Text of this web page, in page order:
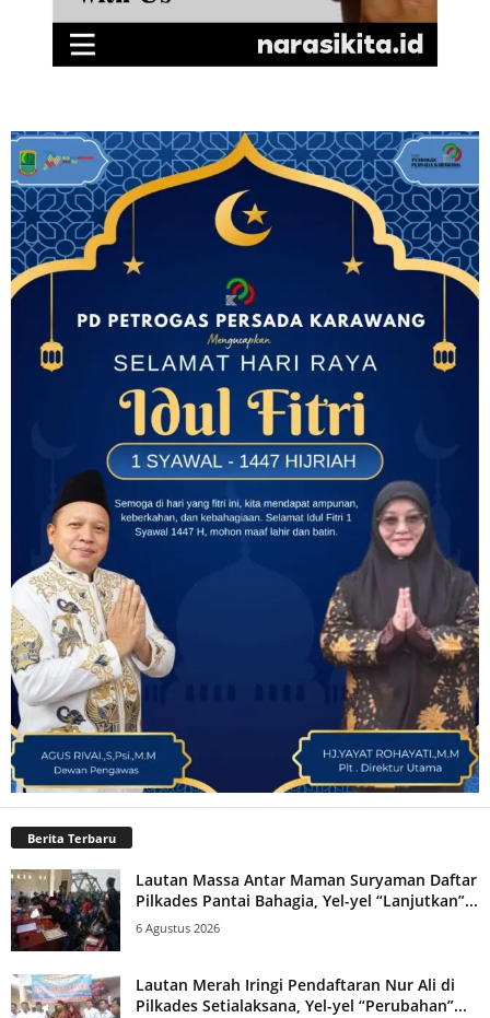
Berita Terbaru
Lautan Massa Antar Maman Suryaman Daftar
Pilkades Pantai Bahagia, Yel-yel “Lanjutkan”...
6 Agustus 2026
Lautan Merah Iringi Pendaftaran Nur Ali di
Pilkades Setialaksana, Yel-yel “Perubahan”...